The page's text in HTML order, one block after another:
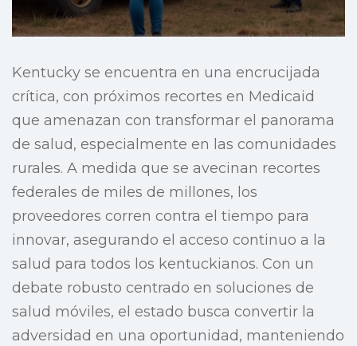
Kentucky se encuentra en una encrucijada
crítica, con próximos recortes en Medicaid
que amenazan con transformar el panorama
de salud, especialmente en las comunidades
rurales. A medida que se avecinan recortes
federales de miles de millones, los
proveedores corren contra el tiempo para
innovar, asegurando el acceso continuo a la
salud para todos los kentuckianos. Con un
debate robusto centrado en soluciones de
salud móviles, el estado busca convertir la
adversidad en una oportunidad, manteniendo